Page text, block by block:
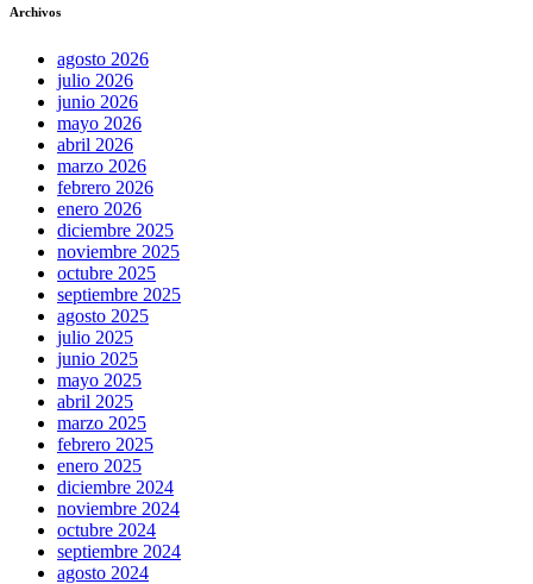
Archivos
agosto 2026
julio 2026
junio 2026
mayo 2026
abril 2026
marzo 2026
febrero 2026
enero 2026
diciembre 2025
noviembre 2025
octubre 2025
septiembre 2025
agosto 2025
julio 2025
junio 2025
mayo 2025
abril 2025
marzo 2025
febrero 2025
enero 2025
diciembre 2024
noviembre 2024
octubre 2024
septiembre 2024
agosto 2024